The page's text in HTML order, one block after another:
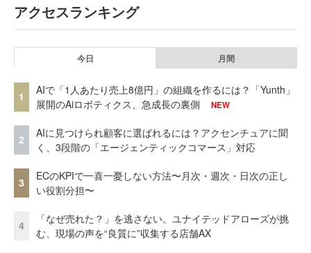
アクセスランキング
今日 月間
1
AIで「1人あたり売上8億円」の組織を作るには？「Yunth」
展開のAiロボティクス、急成長の裏側
NEW
2
AIに見つけられ顧客に選ばれるには？アクセンチュアに聞
く、3段階の「エージェンティックコマース」対応
3
ECのKPIで一喜一憂しない方法〜月次・週次・日次の正し
い役割分担〜
4
「なぜ売れた？」を逃さない。ユナイテッドアローズが挑
む、現場の声を“良質に”収集する店舗AX